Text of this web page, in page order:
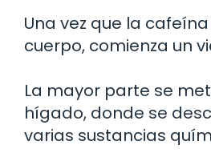
Una vez que la
cuerpo, comienza un
La mayor parte se
hígado, donde se
varias sustancias